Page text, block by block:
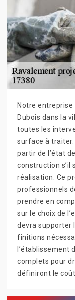
Notre
Dubois dans la
toutes les
surface à traiter.
partir de l’état
construction s’il
réalisation. Ce
professionnels
prendre en
sur le choix de
devra supporter
finitions
l’établissement
complets pour
définiront le